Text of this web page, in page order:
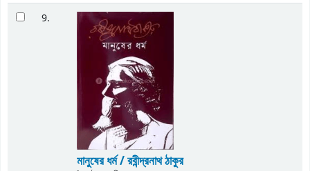
9.
মানুষের ধর্ম / রবীন্দ্রনাথ ঠাকুর